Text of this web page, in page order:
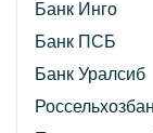
Банк Инго
Банк ПСБ
Банк Уралсиб